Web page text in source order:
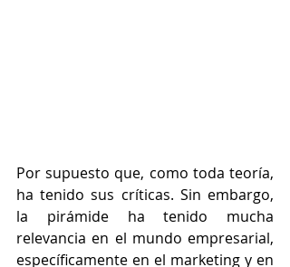
Por supuesto que, como toda teoría,
ha tenido sus críticas. Sin embargo,
la pirámide ha tenido mucha
relevancia en el mundo empresarial,
específicamente en el marketing y en